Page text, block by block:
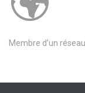
Membre d’un